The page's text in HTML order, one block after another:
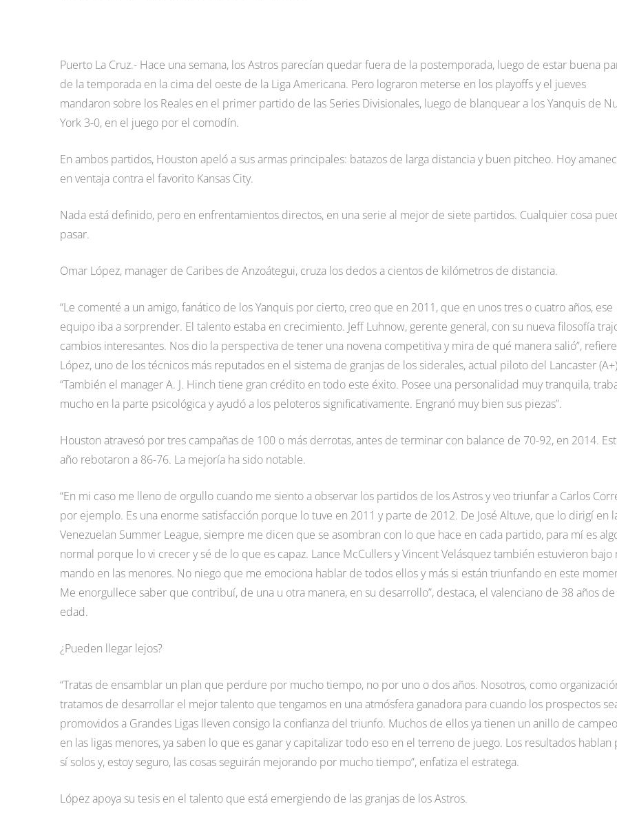
Puerto La Cruz.- Hace una semana, los Astros parecían quedar fuera de la postemporada, luego de estar buena
de la temporada en la cima del oeste de la Liga Americana. Pero lograron meterse en los playoffs y el jueves
mandaron sobre los Reales en el primer partido de las Series Divisionales, luego de blanquear a los Yanquis de
York 3-0, en el juego por el comodín.
En ambos partidos, Houston apeló a sus armas principales: batazos de larga distancia y buen pitcheo. Hoy
en ventaja contra el favorito Kansas City.
Nada está definido, pero en enfrentamientos directos, en una serie al mejor de siete partidos. Cualquier cosa
pasar.
Omar López, manager de Caribes de Anzoátegui, cruza los dedos a cientos de kilómetros de distancia.
“Le comenté a un amigo, fanático de los Yanquis por cierto, creo que en 2011, que en unos tres o cuatro años, ese
equipo iba a sorprender. El talento estaba en crecimiento. Jeff Luhnow, gerente general, con su nueva filosofía
cambios interesantes. Nos dio la perspectiva de tener una novena competitiva y mira de qué manera salió”, refiere
López, uno de los técnicos más reputados en el sistema de granjas de los siderales, actual piloto del Lancaster
“También el manager A. J. Hinch tiene gran crédito en todo este éxito. Posee una personalidad muy tranquila,
mucho en la parte psicológica y ayudó a los peloteros significativamente. Engranó muy bien sus piezas”.
Houston atravesó por tres campañas de 100 o más derrotas, antes de terminar con balance de 70-92, en 2014.
año rebotaron a 86-76. La mejoría ha sido notable.
“En mi caso me lleno de orgullo cuando me siento a observar los partidos de los Astros y veo triunfar a Carlos
por ejemplo. Es una enorme satisfacción porque lo tuve en 2011 y parte de 2012. De José Altuve, que lo dirigí en
Venezuelan Summer League, siempre me dicen que se asombran con lo que hace en cada partido, para mí es
normal porque lo vi crecer y sé de lo que es capaz. Lance McCullers y Vincent Velásquez también estuvieron bajo
mando en las menores. No niego que me emociona hablar de todos ellos y más si están triunfando en este
Me enorgullece saber que contribuí, de una u otra manera, en su desarrollo”, destaca, el valenciano de 38 años de
edad.
¿Pueden llegar lejos?
“Tratas de ensamblar un plan que perdure por mucho tiempo, no por uno o dos años. Nosotros, como
tratamos de desarrollar el mejor talento que tengamos en una atmósfera ganadora para cuando los prospectos
promovidos a Grandes Ligas lleven consigo la confianza del triunfo. Muchos de ellos ya tienen un anillo de
en las ligas menores, ya saben lo que es ganar y capitalizar todo eso en el terreno de juego. Los resultados hablan
sí solos y, estoy seguro, las cosas seguirán mejorando por mucho tiempo”, enfatiza el estratega.
López apoya su tesis en el talento que está emergiendo de las granjas de los Astros.